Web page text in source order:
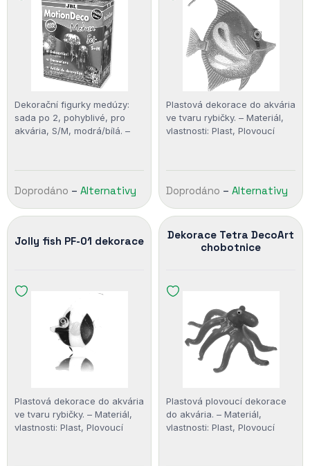
Dekorační figurky medúzy:
sada po 2, pohyblivé, pro
akvária, S/M, modrá/bílá. –
Doprodáno – Alternativy
Plastová dekorace do akvária
ve tvaru rybičky. – Materiál,
vlastnosti: Plast, Plovoucí
Doprodáno – Alternativy
Jolly fish PF-01 dekorace
Plastová dekorace do akvária
ve tvaru rybičky. – Materiál,
vlastnosti: Plast, Plovoucí
Dekorace Tetra DecoArt
chobotnice
Plastová plovoucí dekorace
do akvária. – Materiál,
vlastnosti: Plast, Plovoucí